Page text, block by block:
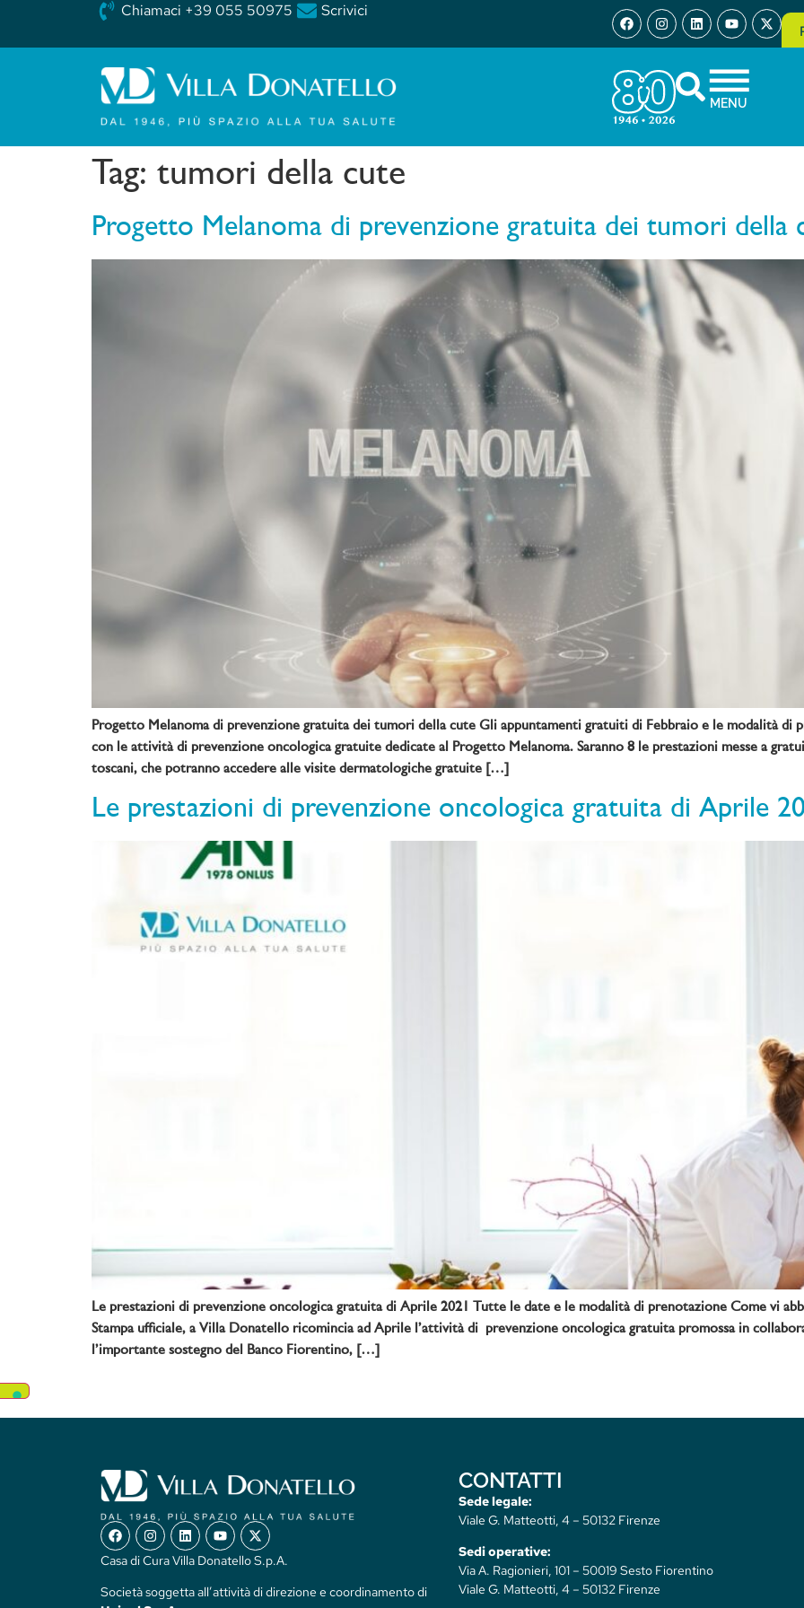
Chiamaci +39 055 50975 Scrivici
MENU
Tag: tumori della cute
Progetto Melanoma di prevenzione gratuita dei tumori della
Progetto Melanoma di prevenzione gratuita dei tumori della cute Gli appuntamenti gratuiti di Febbraio e le modalità di
con le attività di prevenzione oncologica gratuite dedicate al Progetto Melanoma. Saranno 8 le prestazioni messe a
toscani, che potranno accedere alle visite dermatologiche gratuite […]
Le prestazioni di prevenzione oncologica gratuita di Aprile
Le prestazioni di prevenzione oncologica gratuita di Aprile 2021 Tutte le date e le modalità di prenotazione Come vi
Stampa ufficiale, a Villa Donatello ricomincia ad Aprile l’attività di prevenzione oncologica gratuita promossa in
l’importante sostegno del Banco Fiorentino, […]
Casa di Cura Villa Donatello S.p.A.
Società soggetta all’attività di direzione e coordinamento di
CONTATTI
Sede legale:
Viale G. Matteotti, 4 – 50132 Firenze
Sedi operative:
Via A. Ragionieri, 101 – 50019 Sesto Fiorentino
Viale G. Matteotti, 4 – 50132 Firenze